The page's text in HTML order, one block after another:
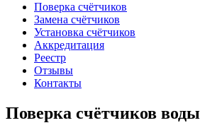
Поверка счётчиков
Замена счётчиков
Установка счётчиков
Аккредитация
Реестр
Отзывы
Контакты
Поверка счётчиков воды